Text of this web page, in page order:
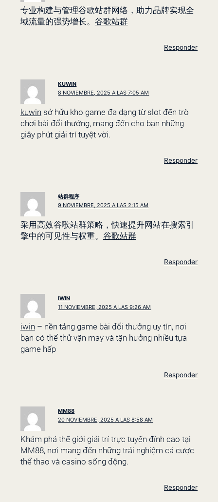
专业构建与管理谷歌站群网络，助力品牌实现全
域流量的强势增长。 谷歌站群
Responder
KUWIN
8 NOVIEMBRE, 2025 A LAS 7:05 AM
kuwin sở hữu kho game đa dạng từ slot đến trò
chơi bài đổi thưởng, mang đến cho bạn những
giây phút giải trí tuyệt vời.
Responder
站群程序
9 NOVIEMBRE, 2025 A LAS 2:15 AM
采用高效谷歌站群策略，快速提升网站在搜索引
擎中的可见性与权重。 谷歌站群
Responder
IWIN
11 NOVIEMBRE, 2025 A LAS 9:26 AM
iwin – nền tảng game bài đổi thưởng uy tín, nơi
bạn có thể thử vận may và tận hưởng nhiều tựa
game hấp
Responder
MM88
20 NOVIEMBRE, 2025 A LAS 8:58 AM
Khám phá thế giới giải trí trực tuyến đỉnh cao tại
MM88, nơi mang đến những trải nghiệm cá cược
thể thao và casino sống động.
Responder